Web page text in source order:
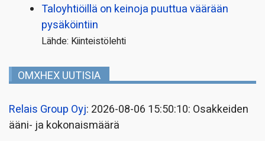
Taloyhtiöillä on keinoja puuttua väärään
pysäköintiin
Lähde: Kiinteistölehti
OMXHEX UUTISIA
Relais Group Oyj: 2026-08-06 15:50:10: Osakkeiden
ääni- ja kokonaismäärä